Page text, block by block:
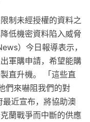
制未經授權的資料之
低機密資料陷入威脅
）今日報導表示，
軍購申請，希望能購
直升機。 「這些直
們來嚇阻我們的對
近宣布，將協助澳
蘭戰爭而中斷的供應